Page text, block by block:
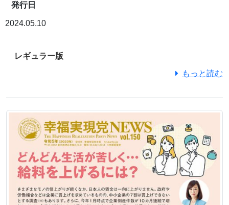
発行日
2024.05.10
レギュラー版
もっと読む